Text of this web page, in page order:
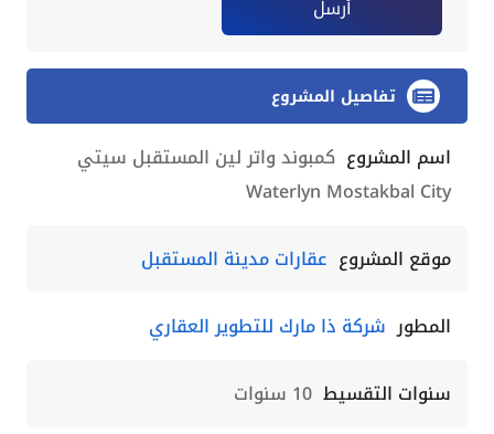
أرسل
تفاصيل المشروع
اسم المشروع كمبوند واتر لين المستقبل سيتي
Waterlyn Mostakbal City
موقع المشروع عقارات مدينة المستقبل
المطور شركة ذا مارك للتطوير العقاري
سنوات التقسيط 10 سنوات